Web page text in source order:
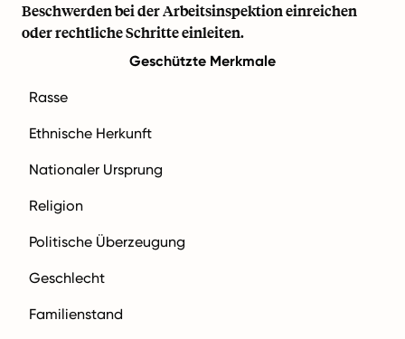
Beschwerden bei der Arbeitsinspektion einreichen
oder rechtliche Schritte einleiten.
Geschützte Merkmale
Rasse
Ethnische Herkunft
Nationaler Ursprung
Religion
Politische Überzeugung
Geschlecht
Familienstand